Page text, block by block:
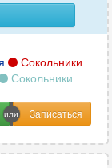
Сокольники
Сокольники